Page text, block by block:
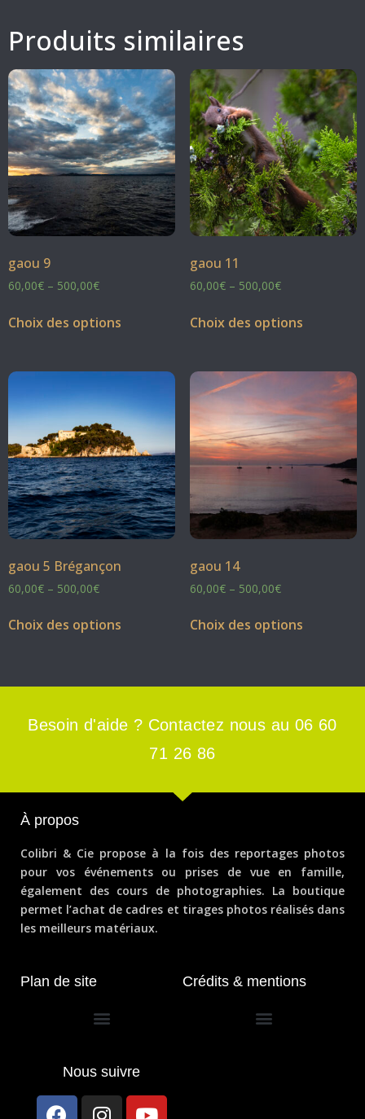
Produits similaires
gaou 9
60,00€ – 500,00€
Choix des options
gaou 11
60,00€– 500,00€
Choix des options
gaou 5 Brégançon
60,00€ – 500,00€
Choix des options
gaou 14
60,00€– 500,00€
Choix des options
Besoin d'aide ? Contactez nous au 06 60
71 26 86
À propos
Colibri & Cie propose à la fois des reportages photos
pour vos événements ou prises de vue en famille,
également des cours de photographies. La boutique
permet l’achat de cadres et tirages photos réalisés dans
les meilleurs matériaux.
Plan de site Crédits & mentions
Nous suivre